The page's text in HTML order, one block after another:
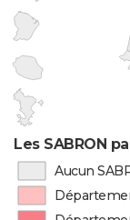
Les SABRON
Aucun